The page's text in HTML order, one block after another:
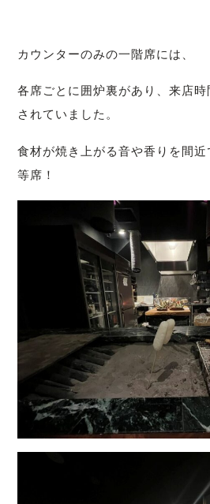
カウンターのみの一階席には、
各席ごとに囲炉裏があり、来店時
されていました。
食材が焼き上がる音や香りを間近
等席！